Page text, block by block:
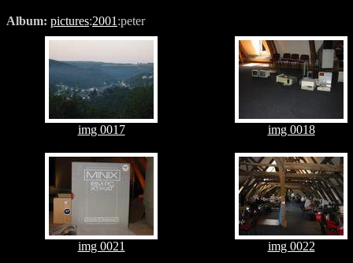
Album: pictures:2001 :peter
img 0017 img 0018
img 0021 img 0022